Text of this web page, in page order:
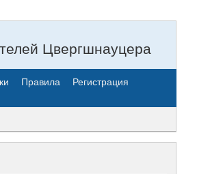
Цвергшнауцера
Правила
Регистрация